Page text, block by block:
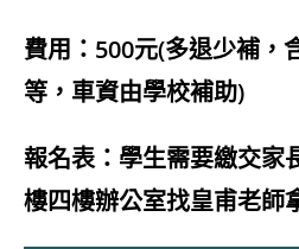
費用：500元(多退少補，
等，車資由學校補助)
報名表：學生需要繳交家
樓四樓辦公室找皇甫老師